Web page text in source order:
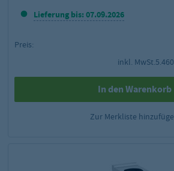
Lieferung bis: 07.09.2026
Preis:
inkl. MwSt.
In den Warenkorb
Zur Merkliste